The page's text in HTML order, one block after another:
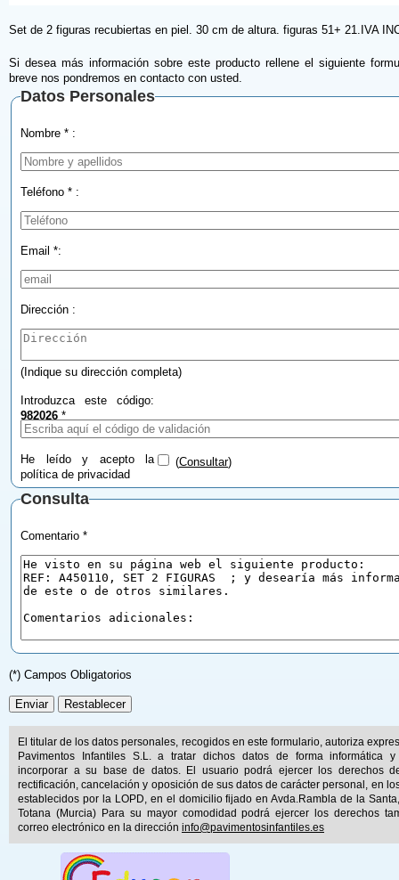
Set de 2 figuras recubiertas en piel. 30 cm de altura. figuras 51+ 21.IVA
Si desea más información sobre este producto rellene el siguiente
breve nos pondremos en contacto con usted.
Datos Personales
Nombre * :
Teléfono * :
Email *:
Dirección :
(Indique su dirección completa)
Introduzca este código:
982026 *
He leído y acepto la
política de privacidad
(Consultar)
Consulta
Comentario *
(*) Campos Obligatorios
El titular de los datos personales, recogidos en este formulario, autoriza
Pavimentos Infantiles S.L. a tratar dichos datos de forma informática y
incorporar a su base de datos. El usuario podrá ejercer los derechos
rectificación, cancelación y oposición de sus datos de carácter personal, en
establecidos por la LOPD, en el domicilio fijado en Avda.Rambla de la
Totana (Murcia) Para su mayor comodidad podrá ejercer los derechos
correo electrónico en la dirección info@pavimentosinfantiles.es